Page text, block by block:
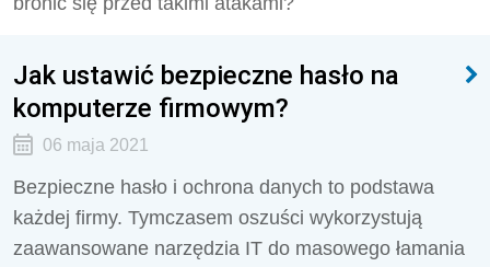
Jak ustawić bezpieczne hasło na
komputerze firmowym?
06 maja 2021
Bezpieczne hasło i ochrona danych to podstawa
każdej firmy. Tymczasem oszuści wykorzystują
zaawansowane narzędzia IT do masowego łamania